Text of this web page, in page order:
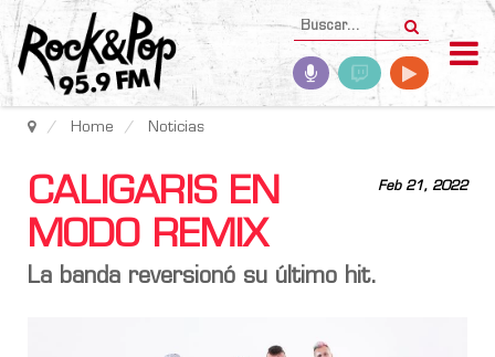
Home Noticias
Feb 21, 2022
CALIGARIS EN
MODO REMIX
La banda reversionó su último hit.